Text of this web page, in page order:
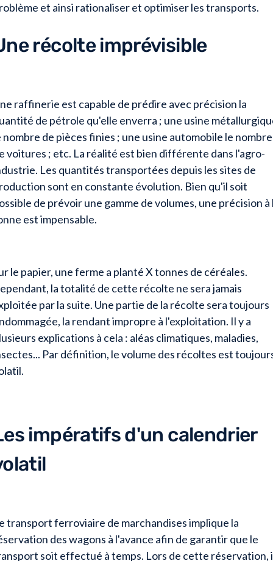
et ainsi rationaliser et optimiser les transports.
récolte imprévisible
raffinerie est capable de prédire avec précision la
de pétrole qu'elle enverra ; une usine
nombre de pièces finies ; une usine automobile le nombre
voitures ; etc. La réalité est bien différente dans l'agro-
Les quantités transportées depuis les sites de
sont en constante évolution. Bien qu'il soit
de prévoir une gamme de volumes, une précision à
est impensable.
le papier, une ferme a planté X tonnes de céréales.
la totalité de cette récolte ne sera jamais
par la suite. Une partie de la récolte sera toujours
la rendant impropre à l'exploitation. Il y a
explications à cela : aléas climatiques, maladies,
Par définition, le volume des récoltes est
impératifs d'un calendrier
transport ferroviaire de marchandises implique la
des wagons à l'avance afin de garantir que le
soit effectué à temps. Lors de cette réservation,